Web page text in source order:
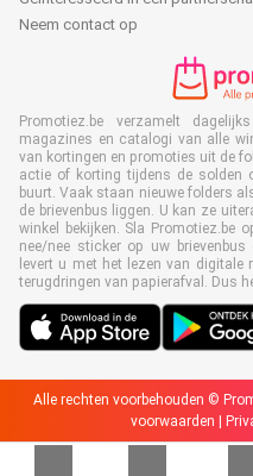
Neem contact op
Promotiez.be verzamelt
magazines en catalogi van alle
van kortingen en promoties uit de
actie of korting tijdens de solden
buurt. Vaak staan nieuwe folders
de brievenbus liggen. U kan ze
winkel bekijken. Sla Promotiez.be
nee/nee sticker op uw
levert u met het lezen van digitale
terugdringen van papierafval. Dus
Alle rechten voorbehouden ©
voorwaarden |